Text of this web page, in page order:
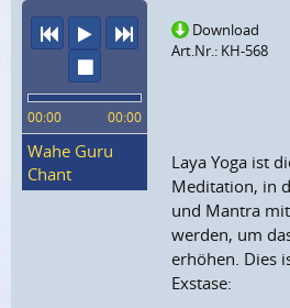
vorheriger Titel
Abspielennächster Titel
00:00 00:00
Wahe Guru
Chant
Download
Art.Nr.: KH-568
Laya Yoga ist
Meditation, in
und Mantra
werden, um
erhöhen. Dies
Exstase: